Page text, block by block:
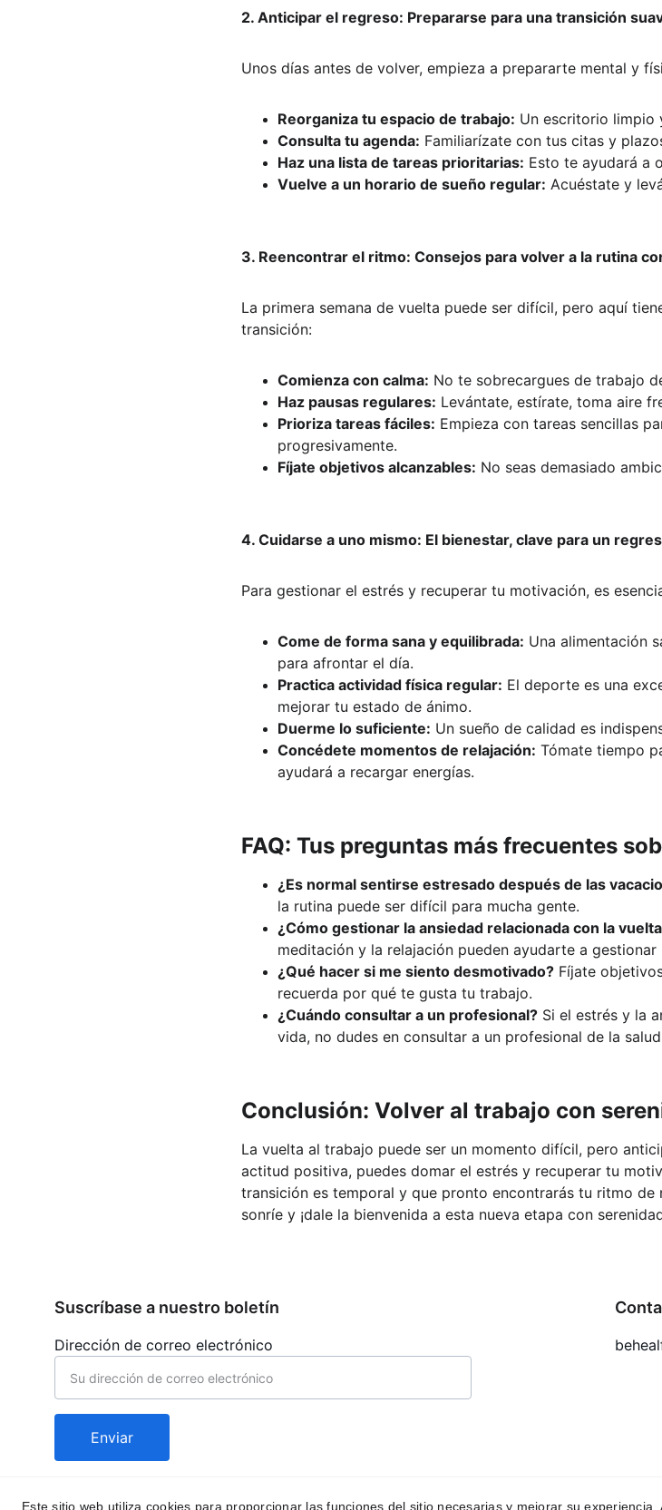
2. Anticipar el regreso: Prepararse para una transición
Unos días antes de volver, empieza a prepararte mental y
Reorganiza tu espacio de trabajo: Un escritorio limpio
Consulta tu agenda: Familiarízate con tus citas y
Haz una lista de tareas prioritarias: Esto te ayudará a
Vuelve a un horario de sueño regular: Acuéstate y
3. Reencontrar el ritmo: Consejos para volver a la rutina
La primera semana de vuelta puede ser difícil, pero aquí
transición:
Comienza con calma: No te sobrecargues de trabajo
Haz pausas regulares: Levántate, estírate, toma aire
Prioriza tareas fáciles: Empieza con tareas sencillas
progresivamente.
Fíjate objetivos alcanzables: No seas demasiado
4. Cuidarse a uno mismo: El bienestar, clave para un
Para gestionar el estrés y recuperar tu motivación, es
Come de forma sana y equilibrada: Una alimentación
para afrontar el día.
Practica actividad física regular: El deporte es una
mejorar tu estado de ánimo.
Duerme lo suficiente: Un sueño de calidad es
Concédete momentos de relajación: Tómate tiempo
ayudará a recargar energías.
FAQ: Tus preguntas más frecuentes
¿Es normal sentirse estresado después de las
la rutina puede ser difícil para mucha gente.
¿Cómo gestionar la ansiedad relacionada con la
meditación y la relajación pueden ayudarte a gestionar
¿Qué hacer si me siento desmotivado? Fíjate
recuerda por qué te gusta tu trabajo.
¿Cuándo consultar a un profesional? Si el estrés y la
vida, no dudes en consultar a un profesional de la
Conclusión: Volver al trabajo con
La vuelta al trabajo puede ser un momento difícil, pero
actitud positiva, puedes domar el estrés y recuperar tu
transición es temporal y que pronto encontrarás tu ritmo de
sonríe y ¡dale la bienvenida a esta nueva etapa con
Dirección de correo electrónico
Enviar
Suscríbase a nuestro boletín
Este sitio web utiliza cookies para proporcionar las funciones del sitio necesarias y mejorar su